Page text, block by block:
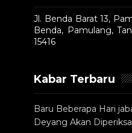
Jl. Benda Barat 13,
Benda, Pamulang,
15416
Kabar Terbaru
Baru Beberapa Hari
Deyang Akan